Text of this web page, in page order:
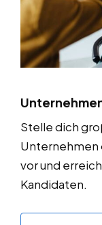
Stelle dich
Unternehmen
vor und
Kandidaten.